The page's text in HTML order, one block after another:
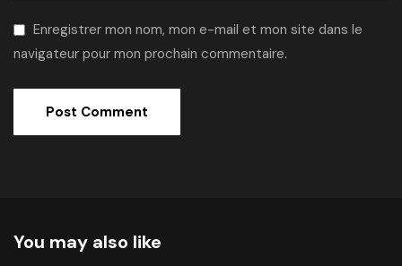
Enregistrer mon nom, mon e-mail et mon site dans le
navigateur pour mon prochain commentaire.
You may also like